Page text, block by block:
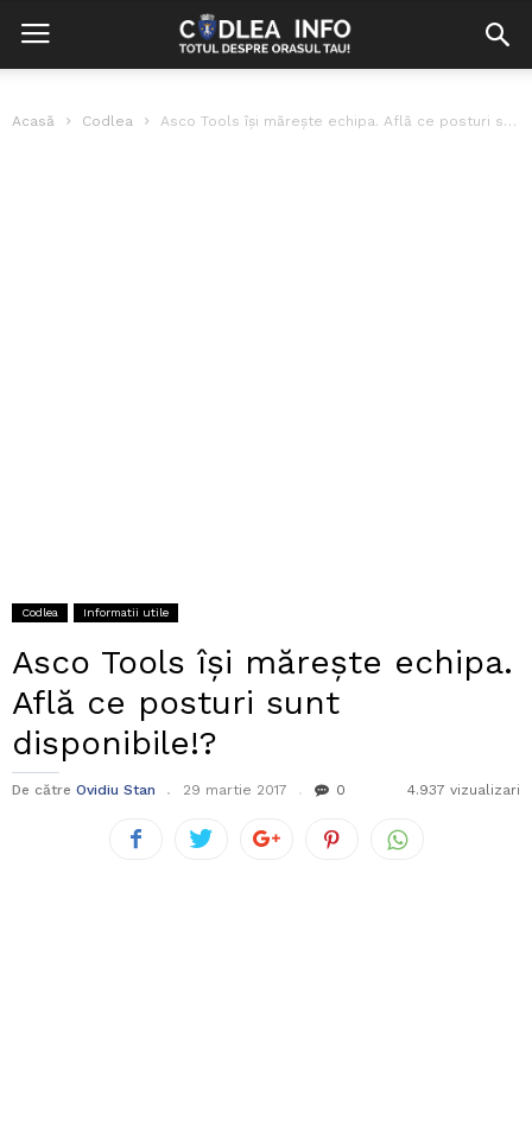
Acasă Codlea Asco Tools își mărește echipa. Află ce posturi sunt disponibile!?
Codlea Informatii utile
Asco Tools își mărește echipa.
Află ce posturi sunt
disponibile!?
De către Ovidiu Stan 29 martie 2017 0 4.937 vizualizari